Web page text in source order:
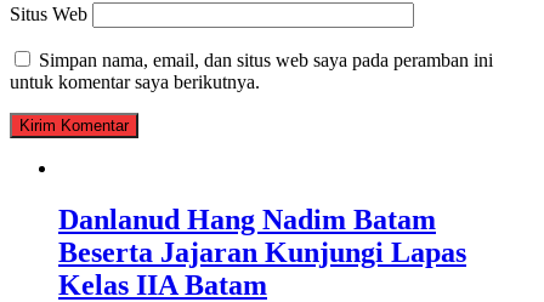
Situs Web
Simpan nama, email, dan situs web saya pada peramban ini
untuk komentar saya berikutnya.
Danlanud Hang Nadim Batam
Beserta Jajaran Kunjungi Lapas
Kelas IIA Batam